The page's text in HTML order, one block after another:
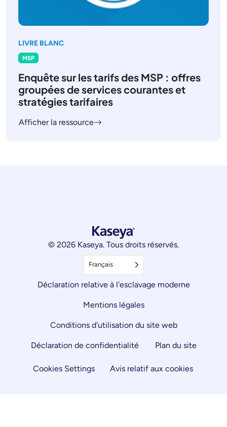
LIVRE BLANC
MSP
Enquête sur les tarifs des MSP : offres
groupées de services courantes et
stratégies tarifaires
Afficher la ressource
© 2026 Kaseya. Tous droits réservés.
Français
Déclaration relative à l'esclavage moderne
Mentions légales
Conditions d'utilisation du site web
Déclaration de confidentialité Plan du site
Cookies Settings Avis relatif aux cookies